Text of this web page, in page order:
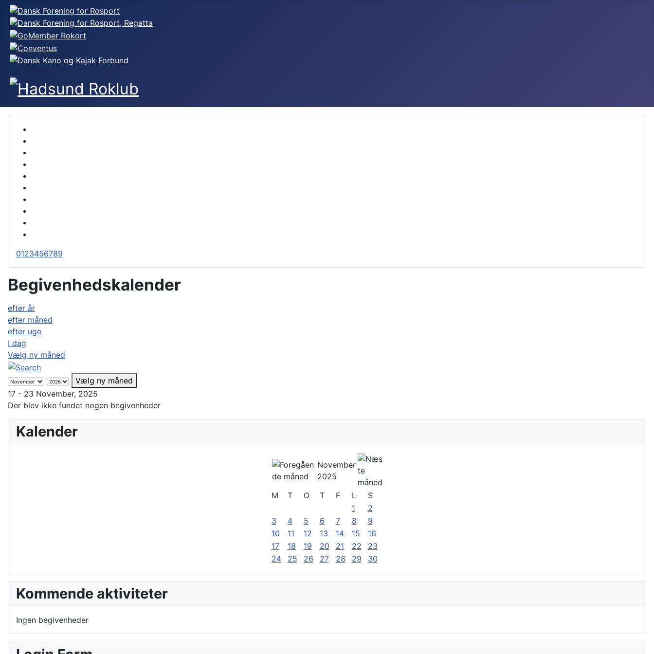
0123456789
Begivenhedskalender
efter år
efter måned
efter uge
I dag
Vælg ny måned
Vælg ny måned
17 - 23 November, 2025
Der blev ikke fundet nogen begivenheder
Kalender
November
2025
M
T O T F L
S
1
2
3
4 5 6 7 8
9
10
11 12 13 14 15
16
17
18 19 20 21 22
23
24
25 26 27 28 29 30
Kommende aktiviteter
Ingen begivenheder